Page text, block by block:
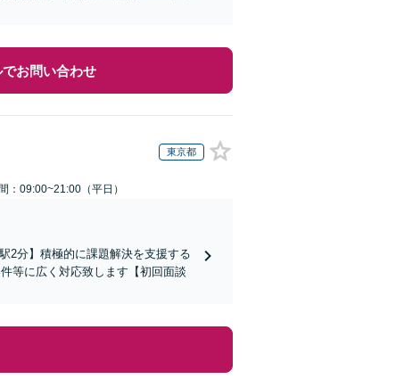
でお問い合わせ
東京都
：09:00~21:00（平日）
2分】積極的に課題解決を支援する
等に広く対応致します【初回面談